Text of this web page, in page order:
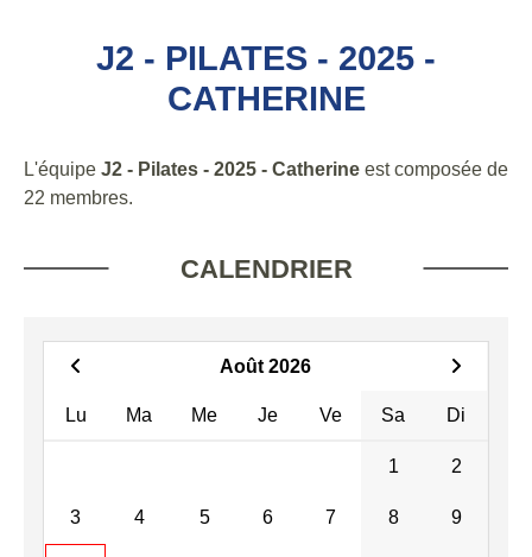
J2 - PILATES - 2025 -
CATHERINE
L'équipe J2 - Pilates - 2025 - Catherine est composée de
22 membres.
CALENDRIER
Août 2026
Lu Ma Me Je Ve Sa Di
1 2
3 4 5 6 7 8 9